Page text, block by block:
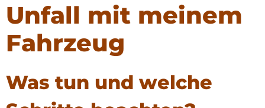
Unfall mit meinem
Fahrzeug
Was tun und welche